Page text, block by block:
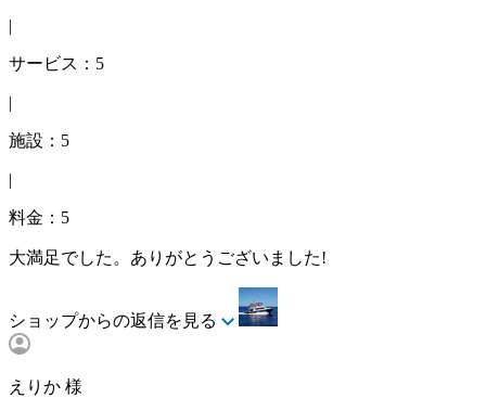
|
サービス：5
|
施設：5
|
料金：5
大満足でした。ありがとうございました!
ショップからの返信を見る
えりか 様